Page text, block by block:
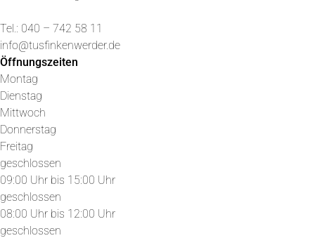
Tel.: 040 – 742 58 11
info@tusfinkenwerder.de
Öffnungszeiten
Montag
Dienstag
Mittwoch
Donnerstag
Freitag
geschlossen
09:00 Uhr bis 15:00 Uhr
geschlossen
08:00 Uhr bis 12:00 Uhr
geschlossen